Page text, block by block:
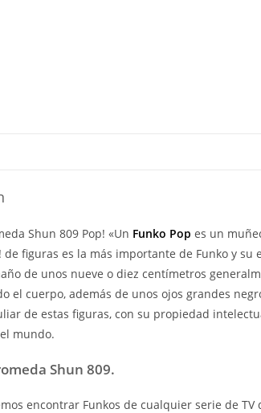
Shun 809 Pop! «Un Funko Pop es un
de figuras es la más importante de Funko y
de unos nueve o diez centímetros
el cuerpo, además de unos ojos grandes
de estas figuras, con su propiedad
mundo.
Shun 809.
encontrar Funkos de cualquier serie de